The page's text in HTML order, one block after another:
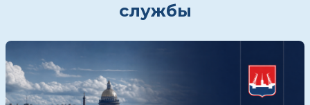
службы